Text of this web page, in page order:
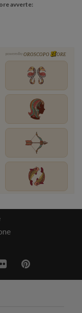
avverte:
powered by OROSCOPO ORE